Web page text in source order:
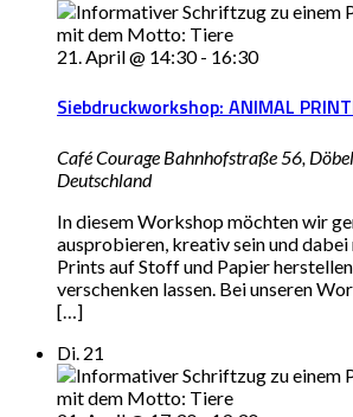
21. April @ 14:30- 16:30
Siebdruckworkshop: ANIMAL
Café Courage Bahnhofstraße 56,
Deutschland
In diesem Workshop möchten wir
ausprobieren, kreativ sein und
Prints auf Stoff und Papier
verschenken lassen. Bei unseren
[…]
Di. 21